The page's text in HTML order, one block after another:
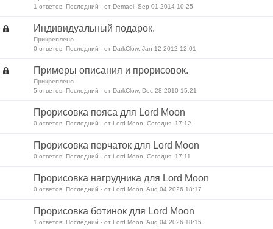
1 ответов: Последний - от Demael, Sep 01 2014 10:25
Индивидуальный подарок.
Прикреплено
0 ответов: Последний - от DarkClow, Jan 12 2012 12:01
Примеры описания и прорисовок.
Прикреплено
5 ответов: Последний - от DarkClow, Dec 28 2010 15:21
Прорисовка пояса для Lord Moon
0 ответов: Последний - от Lord Moon, Сегодня, 17:12
Прорисовка перчаток для Lord Moon
0 ответов: Последний - от Lord Moon, Сегодня, 17:11
Прорисовка нагрудника для Lord Moon
0 ответов: Последний - от Lord Moon, Aug 04 2026 18:17
Прорисовка ботинок для Lord Moon
1 ответов: Последний - от Lord Moon, Aug 04 2026 18:15